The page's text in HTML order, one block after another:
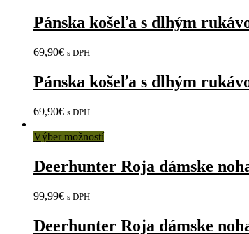
Pánska košeľa s dlhým
69,90€ s DPH
Pánska košeľa s dlhým
69,90€ s DPH
Výber možností
Deerhunter Roja dámske
99,99€ s DPH
Deerhunter Roja dámske